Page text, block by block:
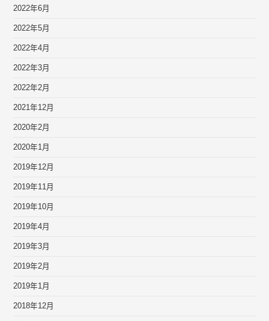
2022年6月
2022年5月
2022年4月
2022年3月
2022年2月
2021年12月
2020年2月
2020年1月
2019年12月
2019年11月
2019年10月
2019年4月
2019年3月
2019年2月
2019年1月
2018年12月